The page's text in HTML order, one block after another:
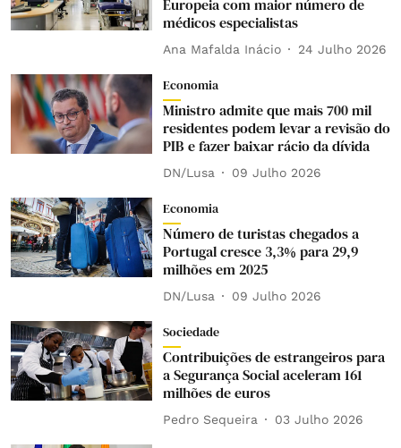
Europeia com maior número de
médicos especialistas
Ana Mafalda Inácio 24 Julho 2026
Economia
Ministro admite que mais 700 mil
residentes podem levar a revisão do
PIB e fazer baixar rácio da dívida
DN/Lusa 09 Julho 2026
Economia
Número de turistas chegados a
Portugal cresce 3,3% para 29,9
milhões em 2025
DN/Lusa 09 Julho 2026
Sociedade
Contribuições de estrangeiros para
a Segurança Social aceleram 161
milhões de euros
Pedro Sequeira 03 Julho 2026